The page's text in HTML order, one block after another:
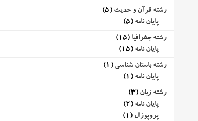
رشته قرآن و حدیث (5)
پایان نامه (5)
رشته جغرافیا (15)
پایان نامه (15)
رشته باستان شناسی (1)
پایان نامه (1)
رشته زبان (3)
پایان نامه (2)
پروپوزال (1)